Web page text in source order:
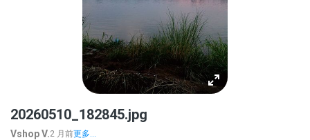
20260510_182845.jpg
Vshop V.2 月前更多...